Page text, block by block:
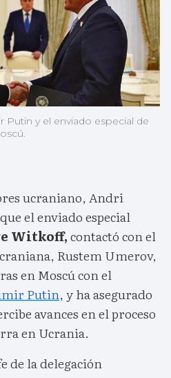
Putin y el enviado especial de
ucraniano, Andri
el enviado especial
Witkoff,contactó con el
Rustem Umerov,
en Moscú con el
Putin, y ha asegurado
avances en el proceso
en Ucrania.
de la delegación